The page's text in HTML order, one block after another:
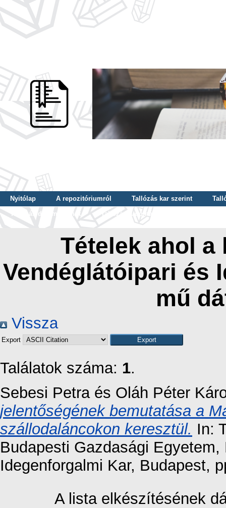
Nyitólap A repozitóriumról Tallózás kar szerint
Tallózás dátum szerint
Tallózás tudományterület szerint
Tételek ahol
Vendéglátóipari és
mű
Vissza
Export
Találatok száma: 1.
Sebesi Petraés Oláh Péter
jelentőségének bemutatása a
szállodaláncokon keresztül. In:
Budapesti Gazdasági
Idegenforgalmi Kar, Budapest,
A lista elkészítésének